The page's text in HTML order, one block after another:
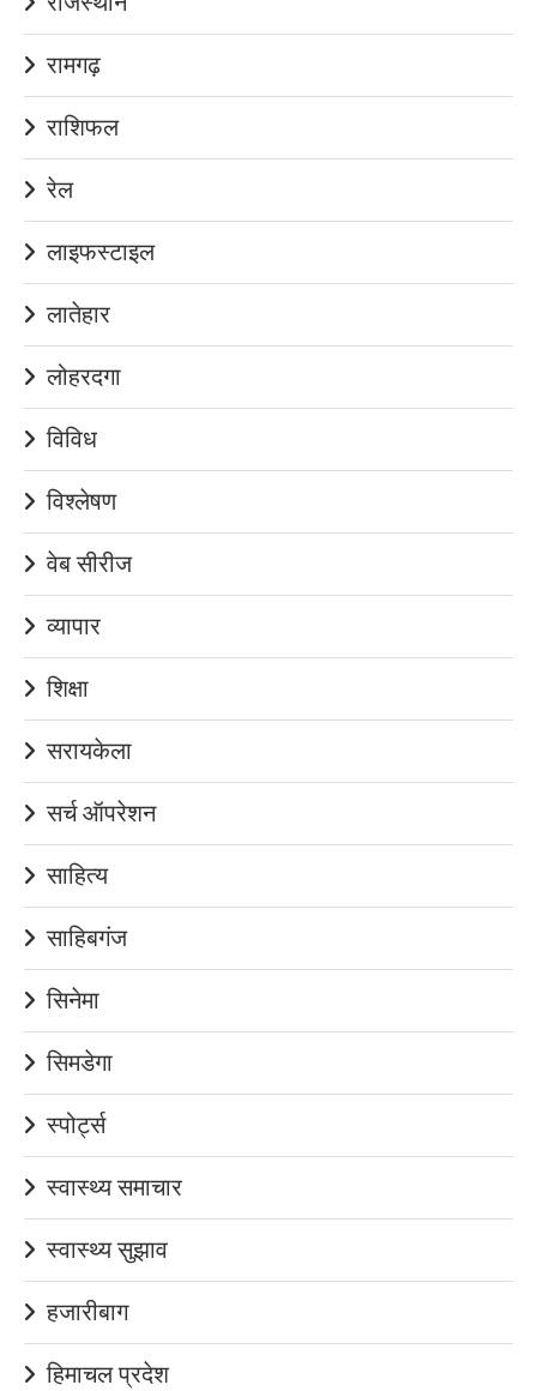
रामगढ़
राशिफल
रेल
लाइफस्टाइल
लातेहार
लोहरदगा
विविध
विश्लेषण
वेब सीरीज
व्यापार
शिक्षा
सरायकेला
सर्च ऑपरेशन
साहित्य
साहिबगंज
सिनेमा
सिमडेगा
स्पोर्ट्स
स्वास्थ्य समाचार
स्वास्थ्य सुझाव
हजारीबाग
हिमाचल प्रदेश